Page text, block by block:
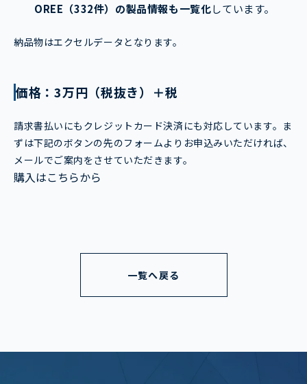
OREE（332件）の製品情報も一覧化しています。
納品物はエクセルデータとなります。
価格：3万円（税抜き）＋税
請求書払いにもクレジットカード決済にも対応しています。ま
ずは下記のボタンの先のフォームよりお申込みいただければ、
メールでご案内をさせていただきます。
購入はこちらから
一覧へ戻る